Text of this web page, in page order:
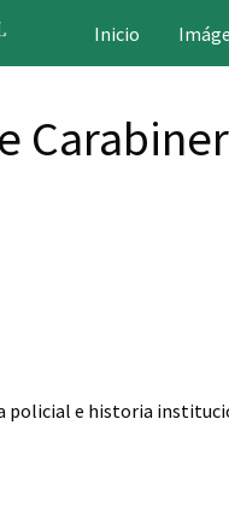
Repositorio
Digital
MHC
Inicio
e historia